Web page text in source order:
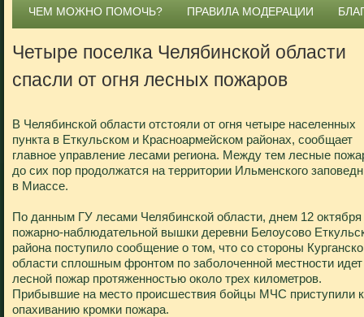
ЧЕМ МОЖНО ПОМОЧЬ?
ПРАВИЛА МОДЕРАЦИИ
Четыре поселка Челябинской области
спасли от огня лесных пожаров
В Челябинской области отстояли от огня четыре населенных
пункта в Еткульском и Красноармейском районах, сообщает
главное управление лесами региона. Между тем лесные
до сих пор продолжатся на территории Ильменского
в Миассе.
По данным ГУ лесами Челябинской области, днем 12 октября
пожарно-наблюдательной вышки деревни Белоусово
района поступило сообщение о том, что со стороны
области сплошным фронтом по заболоченной местности идет
лесной пожар протяженностью около трех километров.
Прибывшие на место происшествия бойцы МЧС приступили к
опахиванию кромки пожара.